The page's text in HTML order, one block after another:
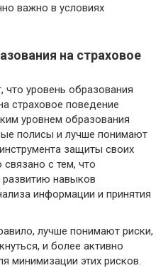
важно в условиях
на страховое
уровень образования
страховое поведение
уровнем образования
полисы и лучше понимают
защиты своих
с тем, что
развитию навыков
информации и принятия
лучше понимают риски,
и более активно
минимизации этих рисков.